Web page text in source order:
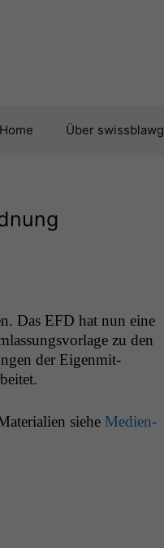
Home Über swissblawg
Das EFD hat nun eine
zu den
der Eigen­mit­
siehe Medi­en­